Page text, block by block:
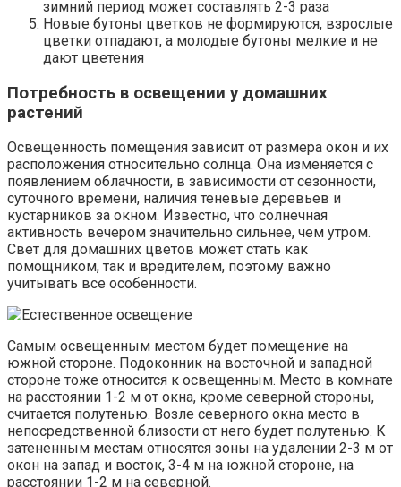
зимний период может составлять 2-3 раза
Новые бутоны цветков не формируются, взрослые
цветки отпадают, а молодые бутоны мелкие и не
дают цветения
Потребность в освещении у домашних
растений
Освещенность помещения зависит от размера окон и их
расположения относительно солнца. Она изменяется с
появлением облачности, в зависимости от сезонности,
суточного времени, наличия теневые деревьев и
кустарников за окном. Известно, что солнечная
активность вечером значительно сильнее, чем утром.
Свет для домашних цветов может стать как
помощником, так и вредителем, поэтому важно
учитывать все особенности.
Самым освещенным местом будет помещение на
южной стороне. Подоконник на восточной и западной
стороне тоже относится к освещенным. Место в комнате
на расстоянии 1-2 м от окна, кроме северной стороны,
считается полутенью. Возле северного окна место в
непосредственной близости от него будет полутенью. К
затененным местам относятся зоны на удалении 2-3 м от
окон на запад и восток, 3-4 м на южной стороне, на
расстоянии 1-2 м на северной.